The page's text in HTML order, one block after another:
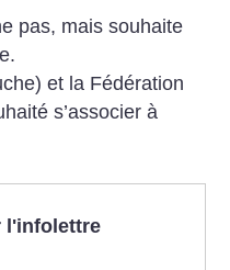
pas, mais souhaite
et la Fédération
s’associer à
l'infolettre